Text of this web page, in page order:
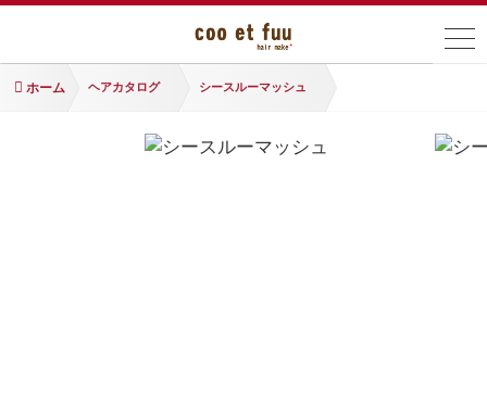
ホーム ヘアカタログ シースルーマッシュ